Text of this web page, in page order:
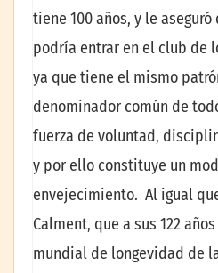
tiene 100 años, y le
podría entrar en el club de
ya que tiene el mismo
denominador común de
fuerza de voluntad,
y por ello constituye un
envejecimiento. Al igual
Calment, que a sus 122
mundial de longevidad de